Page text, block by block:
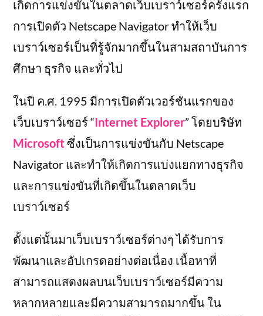
เกิดการแข่งขันในตลาดเว็บเบราว์เซอร์ครั้งแรก
การเปิดตัว Netscape Navigator ทำให้เว็บ
เบราว์เซอร์เป็นที่รู้จักมากขึ้นในสามสถาบันการ
ศึกษา ธุรกิจ และทั่วไป
ในปี ค.ศ. 1995 มีการเปิดตัวเวอร์ชันแรกของ
เว็บเบราว์เซอร์ “Internet Explorer” โดยบริษัท
Microsoft ซึ่งเป็นการแข่งขันกับ Netscape
Navigator และทำให้เกิดการแบ่งแยกทางธุรกิจ
และการแข่งขันที่เกิดขึ้นในตลาดเว็บ
เบราว์เซอร์
ตั้งแต่นั้นมาเว็บเบราว์เซอร์ต่างๆ ได้รับการ
พัฒนาและอัปเกรดอย่างต่อเนื่อง เนื้อหาที่
สามารถแสดงผลบนเว็บเบราว์เซอร์มีความ
หลากหลายและมีความสามารถมากขึ้น ใน